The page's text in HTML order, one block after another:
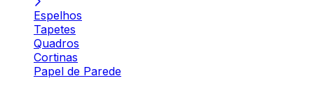
Espelhos
Tapetes
Quadros
Cortinas
Papel de Parede